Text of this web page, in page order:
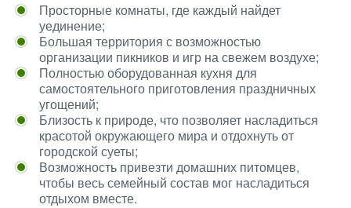
Просторные комнаты, где каждый найдет
уединение;
Большая территория с возможностью
организации пикников и игр на свежем воздухе;
Полностью оборудованная кухня для
самостоятельного приготовления праздничных
угощений;
Близость к природе, что позволяет насладиться
красотой окружающего мира и отдохнуть от
городской суеты;
Возможность привезти домашних питомцев,
чтобы весь семейный состав мог насладиться
отдыхом вместе.